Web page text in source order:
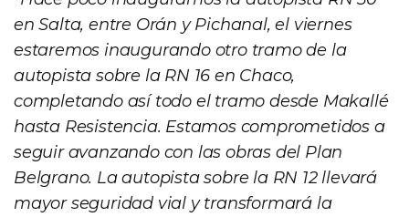
en Salta, entre Orán y Pichanal, el viernes
estaremos inaugurando otro tramo de la
autopista sobre la RN 16 en Chaco,
completando así todo el tramo desde Makallé
hasta Resistencia. Estamos comprometidos a
seguir avanzando con las obras del Plan
Belgrano. La autopista sobre la RN 12 llevará
mayor seguridad vial y transformará la